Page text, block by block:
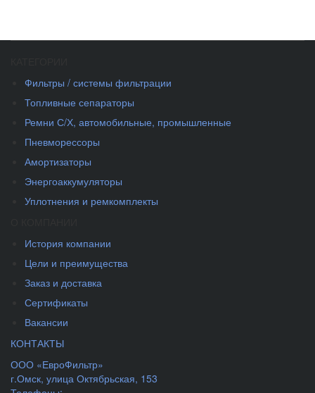
Фильтры / системы фильтрации
Топливные сепараторы
Ремни С/Х, автомобильные, промышленные
Пневморессоры
Амортизаторы
Энергоаккумуляторы
Уплотнения и ремкомплекты
История компании
Цели и преимущества
Заказ и доставка
Сертификаты
Вакансии
КОНТАКТЫ
ООО «ЕвроФильтр»
г.Омск, улица Октябрьская, 153